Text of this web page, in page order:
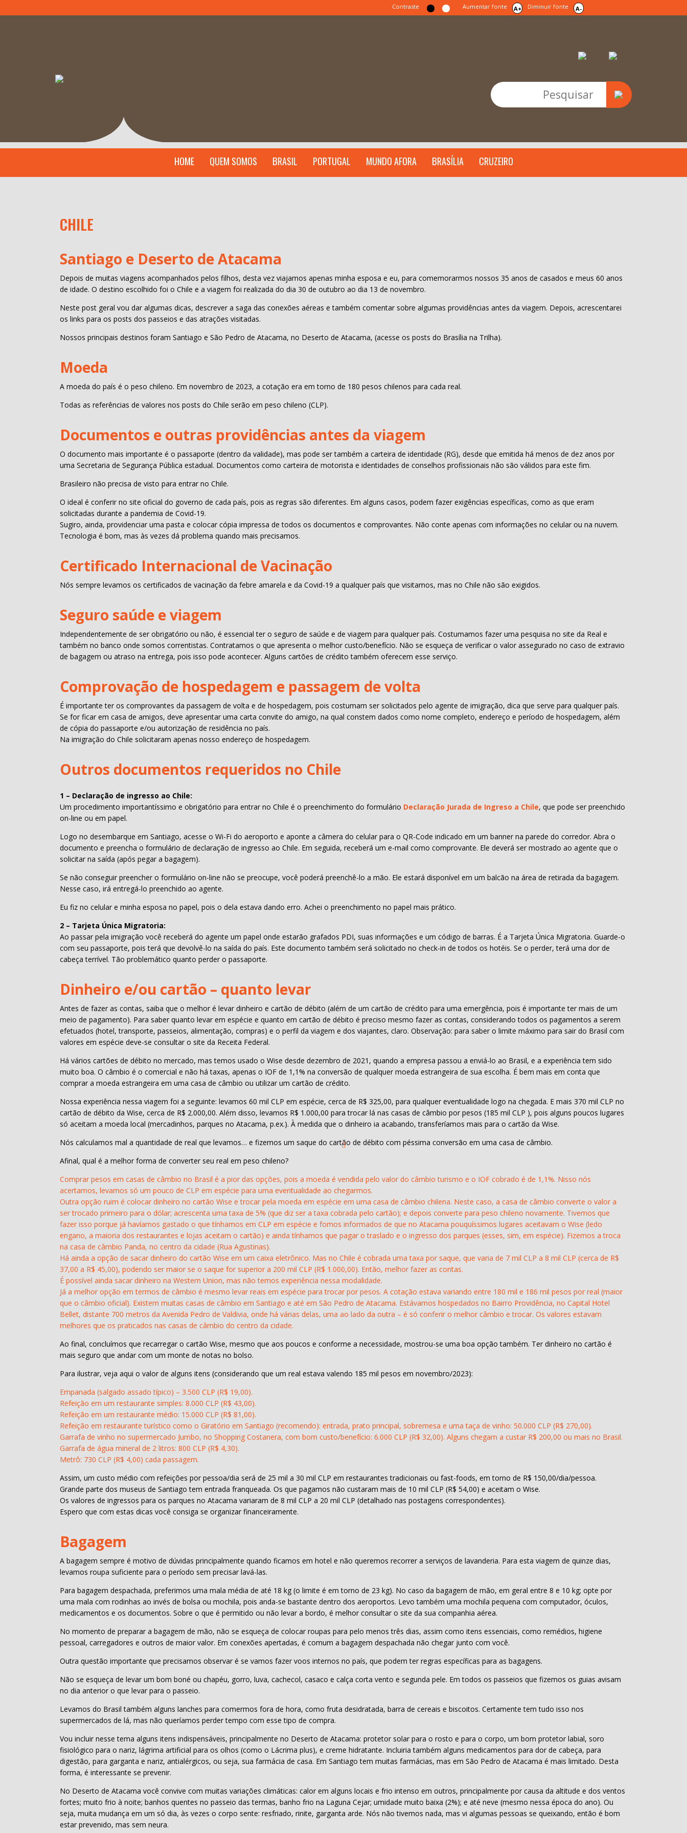
Contraste Aumentar fonte A+ Diminuir fonte A-
HOME QUEM SOMOS BRASIL PORTUGAL MUNDO AFORA BRASÍLIA CRUZEIRO
CHILE
Santiago e Deserto de Atacama
Depois de muitas viagens acompanhados pelos filhos, desta vez viajamos apenas minha esposa e eu, para comemorarmos nossos 35 anos de casados e meus 60 anos
de idade. O destino escolhido foi o Chile e a viagem foi realizada do dia 30 de outubro ao dia 13 de novembro.
Neste post geral vou dar algumas dicas, descrever a saga das conexões aéreas e também comentar sobre algumas providências antes da viagem. Depois, acrescentarei
os links para os posts dos passeios e das atrações visitadas.
Nossos principais destinos foram Santiago e São Pedro de Atacama, no Deserto de Atacama, (acesse os posts do Brasília na Trilha).
Moeda
A moeda do país é o peso chileno. Em novembro de 2023, a cotação era em torno de 180 pesos chilenos para cada real.
Todas as referências de valores nos posts do Chile serão em peso chileno (CLP).
Documentos e outras providências antes da viagem
O documento mais importante é o passaporte (dentro da validade), mas pode ser também a carteira de identidade (RG), desde que emitida há menos de dez anos por
uma Secretaria de Segurança Pública estadual. Documentos como carteira de motorista e identidades de conselhos profissionais não são válidos para este fim.
Brasileiro não precisa de visto para entrar no Chile.
O ideal é conferir no site oficial do governo de cada país, pois as regras são diferentes. Em alguns casos, podem fazer exigências específicas, como as que eram
solicitadas durante a pandemia de Covid-19.
Sugiro, ainda, providenciar uma pasta e colocar cópia impressa de todos os documentos e comprovantes. Não conte apenas com informações no celular ou na nuvem.
Tecnologia é bom, mas às vezes dá problema quando mais precisamos.
Certificado Internacional de Vacinação
Nós sempre levamos os certificados de vacinação da febre amarela e da Covid-19 a qualquer país que visitamos, mas no Chile não são exigidos.
Seguro saúde e viagem
Independentemente de ser obrigatório ou não, é essencial ter o seguro de saúde e de viagem para qualquer país. Costumamos fazer uma pesquisa no site da Real e
também no banco onde somos correntistas. Contratamos o que apresenta o melhor custo/benefício. Não se esqueça de verificar o valor assegurado no caso de extravio
de bagagem ou atraso na entrega, pois isso pode acontecer. Alguns cartões de crédito também oferecem esse serviço.
Comprovação de hospedagem e passagem de volta
É importante ter os comprovantes da passagem de volta e de hospedagem, pois costumam ser solicitados pelo agente de imigração, dica que serve para qualquer país.
Se for ficar em casa de amigos, deve apresentar uma carta convite do amigo, na qual constem dados como nome completo, endereço e período de hospedagem, além
de cópia do passaporte e/ou autorização de residência no país.
Na imigração do Chile solicitaram apenas nosso endereço de hospedagem.
Outros documentos requeridos no Chile
1 – Declaração de ingresso ao Chile:
Um procedimento importantíssimo e obrigatório para entrar no Chile é o preenchimento do formulário Declaração Jurada de Ingreso a Chile, que pode ser preenchido
on-line ou em papel.
Logo no desembarque em Santiago, acesse o Wi-Fi do aeroporto e aponte a câmera do celular para o QR-Code indicado em um banner na parede do corredor. Abra o
documento e preencha o formulário de declaração de ingresso ao Chile. Em seguida, receberá um e-mail como comprovante. Ele deverá ser mostrado ao agente que o
solicitar na saída (após pegar a bagagem).
Se não conseguir preencher o formulário on-line não se preocupe, você poderá preenchê-lo a mão. Ele estará disponível em um balcão na área de retirada da bagagem.
Nesse caso, irá entregá-lo preenchido ao agente.
Eu fiz no celular e minha esposa no papel, pois o dela estava dando erro. Achei o preenchimento no papel mais prático.
2 – Tarjeta Única Migratoria:
Ao passar pela imigração você receberá do agente um papel onde estarão grafados PDI, suas informações e um código de barras. É a Tarjeta Única Migratoria. Guarde-o
com seu passaporte, pois terá que devolvê-lo na saída do país. Este documento também será solicitado no check-in de todos os hotéis. Se o perder, terá uma dor de
cabeça terrível. Tão problemático quanto perder o passaporte.
Dinheiro e/ou cartão – quanto levar
Antes de fazer as contas, saiba que o melhor é levar dinheiro e cartão de débito (além de um cartão de crédito para uma emergência, pois é importante ter mais de um
meio de pagamento). Para saber quanto levar em espécie e quanto em cartão de débito é preciso mesmo fazer as contas, considerando todos os pagamentos a serem
efetuados (hotel, transporte, passeios, alimentação, compras) e o perfil da viagem e dos viajantes, claro. Observação: para saber o limite máximo para sair do Brasil com
valores em espécie deve-se consultar o site da Receita Federal.
Há vários cartões de débito no mercado, mas temos usado o Wise desde dezembro de 2021, quando a empresa passou a enviá-lo ao Brasil, e a experiência tem sido
muito boa. O câmbio é o comercial e não há taxas, apenas o IOF de 1,1% na conversão de qualquer moeda estrangeira de sua escolha. É bem mais em conta que
comprar a moeda estrangeira em uma casa de câmbio ou utilizar um cartão de crédito.
Nossa experiência nessa viagem foi a seguinte: levamos 60 mil CLP em espécie, cerca de R$ 325,00, para qualquer eventualidade logo na chegada. E mais 370 mil CLP no
cartão de débito da Wise, cerca de R$ 2.000,00. Além disso, levamos R$ 1.000,00 para trocar lá nas casas de câmbio por pesos (185 mil CLP ), pois alguns poucos lugares
só aceitam a moeda local (mercadinhos, parques no Atacama, p.ex.). À medida que o dinheiro ia acabando, transferíamos mais para o cartão da Wise.
Nós calculamos mal a quantidade de real que levamos… e fizemos um saque do cartão de débito com péssima conversão em uma casa de câmbio.
Afinal, qual é a melhor forma de converter seu real em peso chileno?
Comprar pesos em casas de câmbio no Brasil é a pior das opções, pois a moeda é vendida pelo valor do câmbio turismo e o IOF cobrado é de 1,1%. Nisso nós
acertamos, levamos só um pouco de CLP em espécie para uma eventualidade ao chegarmos.
Outra opção ruim é colocar dinheiro no cartão Wise e trocar pela moeda em espécie em uma casa de câmbio chilena. Neste caso, a casa de câmbio converte o valor a
ser trocado primeiro para o dólar; acrescenta uma taxa de 5% (que diz ser a taxa cobrada pelo cartão); e depois converte para peso chileno novamente. Tivemos que
fazer isso porque já havíamos gastado o que tínhamos em CLP em espécie e fomos informados de que no Atacama pouquíssimos lugares aceitavam o Wise (ledo
engano, a maioria dos restaurantes e lojas aceitam o cartão) e ainda tínhamos que pagar o traslado e o ingresso dos parques (esses, sim, em espécie). Fizemos a troca
na casa de câmbio Panda, no centro da cidade (Rua Agustinas).
Há ainda a opção de sacar dinheiro do cartão Wise em um caixa eletrônico. Mas no Chile é cobrada uma taxa por saque, que varia de 7 mil CLP a 8 mil CLP (cerca de R$
37,00 a R$ 45,00), podendo ser maior se o saque for superior a 200 mil CLP (R$ 1.000,00). Então, melhor fazer as contas.
É possível ainda sacar dinheiro na Western Union, mas não temos experiência nessa modalidade.
Já a melhor opção em termos de câmbio é mesmo levar reais em espécie para trocar por pesos. A cotação estava variando entre 180 mil e 186 mil pesos por real (maior
que o câmbio oficial). Existem muitas casas de câmbio em Santiago e até em São Pedro de Atacama. Estávamos hospedados no Bairro Providência, no Capital Hotel
Bellet, distante 700 metros da Avenida Pedro de Valdivia, onde há várias delas, uma ao lado da outra – é só conferir o melhor câmbio e trocar. Os valores estavam
melhores que os praticados nas casas de câmbio do centro da cidade.
Ao final, concluímos que recarregar o cartão Wise, mesmo que aos poucos e conforme a necessidade, mostrou-se uma boa opção também. Ter dinheiro no cartão é
mais seguro que andar com um monte de notas no bolso.
Para ilustrar, veja aqui o valor de alguns itens (considerando que um real estava valendo 185 mil pesos em novembro/2023):
Empanada (salgado assado típico) – 3.500 CLP (R$ 19,00).
Refeição em um restaurante simples: 8.000 CLP (R$ 43,00).
Refeição em um restaurante médio: 15.000 CLP (R$ 81,00).
Refeição em restaurante turístico como o Giratório em Santiago (recomendo): entrada, prato principal, sobremesa e uma taça de vinho: 50.000 CLP (R$ 270,00).
Garrafa de vinho no supermercado Jumbo, no Shopping Costanera, com bom custo/benefício: 6.000 CLP (R$ 32,00). Alguns chegam a custar R$ 200,00 ou mais no Brasil.
Garrafa de água mineral de 2 litros: 800 CLP (R$ 4,30).
Metrô: 730 CLP (R$ 4,00) cada passagem.
Assim, um custo médio com refeições por pessoa/dia será de 25 mil a 30 mil CLP em restaurantes tradicionais ou fast-foods, em torno de R$ 150,00/dia/pessoa.
Grande parte dos museus de Santiago tem entrada franqueada. Os que pagamos não custaram mais de 10 mil CLP (R$ 54,00) e aceitam o Wise.
Os valores de ingressos para os parques no Atacama variaram de 8 mil CLP a 20 mil CLP (detalhado nas postagens correspondentes).
Espero que com estas dicas você consiga se organizar financeiramente.
Bagagem
A bagagem sempre é motivo de dúvidas principalmente quando ficamos em hotel e não queremos recorrer a serviços de lavanderia. Para esta viagem de quinze dias,
levamos roupa suficiente para o período sem precisar lavá-las.
Para bagagem despachada, preferimos uma mala média de até 18 kg (o limite é em torno de 23 kg). No caso da bagagem de mão, em geral entre 8 e 10 kg; opte por
uma mala com rodinhas ao invés de bolsa ou mochila, pois anda-se bastante dentro dos aeroportos. Levo também uma mochila pequena com computador, óculos,
medicamentos e os documentos. Sobre o que é permitido ou não levar a bordo, é melhor consultar o site da sua companhia aérea.
No momento de preparar a bagagem de mão, não se esqueça de colocar roupas para pelo menos três dias, assim como itens essenciais, como remédios, higiene
pessoal, carregadores e outros de maior valor. Em conexões apertadas, é comum a bagagem despachada não chegar junto com você.
Outra questão importante que precisamos observar é se vamos fazer voos internos no país, que podem ter regras específicas para as bagagens.
Não se esqueça de levar um bom boné ou chapéu, gorro, luva, cachecol, casaco e calça corta vento e segunda pele. Em todos os passeios que fizemos os guias avisam
no dia anterior o que levar para o passeio.
Levamos do Brasil também alguns lanches para comermos fora de hora, como fruta desidratada, barra de cereais e biscoitos. Certamente tem tudo isso nos
supermercados de lá, mas não queríamos perder tempo com esse tipo de compra.
Vou incluir nesse tema alguns itens indispensáveis, principalmente no Deserto de Atacama: protetor solar para o rosto e para o corpo, um bom protetor labial, soro
fisiológico para o nariz, lágrima artificial para os olhos (como o Lácrima plus), e creme hidratante. Incluiria também alguns medicamentos para dor de cabeça, para
digestão, para garganta e nariz, antialérgicos, ou seja, sua farmácia de casa. Em Santiago tem muitas farmácias, mas em São Pedro de Atacama é mais limitado. Desta
forma, é interessante se prevenir.
No Deserto de Atacama você convive com muitas variações climáticas: calor em alguns locais e frio intenso em outros, principalmente por causa da altitude e dos ventos
fortes; muito frio à noite; banhos quentes no passeio das termas, banho frio na Laguna Cejar; umidade muito baixa (2%); e até neve (mesmo nessa época do ano). Ou
seja, muita mudança em um só dia, às vezes o corpo sente: resfriado, rinite, garganta arde. Nós não tivemos nada, mas vi algumas pessoas se queixando, então é bom
estar prevenido, mas sem neura.